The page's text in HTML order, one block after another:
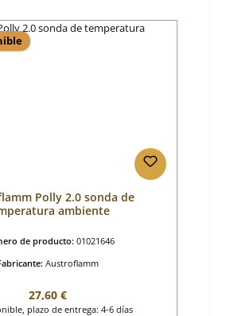
Polly 2.0 sonda de
ambiente
de producto: 01021646
Austroflamm
Precio normal:
27,60 €
plazo de entrega: 4-6 días